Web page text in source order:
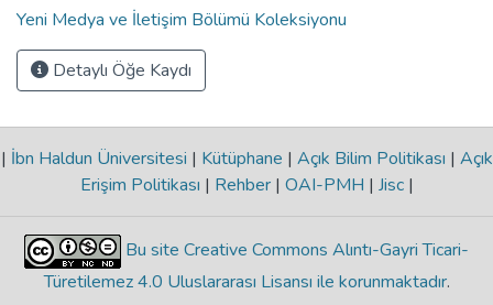
Yeni Medya ve İletişim Bölümü Koleksiyonu
Detaylı Öğe Kaydı
| İbn Haldun Üniversitesi | Kütüphane | Açık Bilim Politikası | Açık
Erişim Politikası | Rehber | OAI-PMH | Jisc |
Bu site Creative Commons Alıntı-Gayri Ticari-
Türetilemez 4.0 Uluslararası Lisansı ile korunmaktadır.